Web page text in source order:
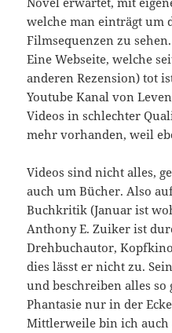
welche man einträgt um
Filmsequenzen zu
Eine Webseite, welche
anderen Rezension) tot
Youtube Kanal von
Videos in schlechter
mehr vorhanden, weil
Videos sind nicht alles,
auch um Bücher. Also
Buchkritik (Januar ist
Anthony E. Zuiker ist
Drehbuchautor,
dies lässt er nicht zu.
und beschreiben alles so
Phantasie nur in der
Mittlerweile bin ich auch